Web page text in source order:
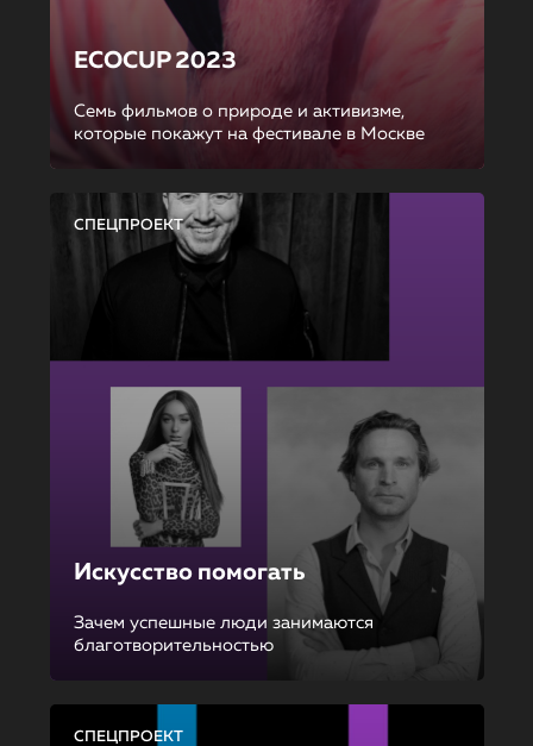
ECOCUP 2023
Семь фильмов о природе и активизме,
которые покажут на фестивале в Москве
СПЕЦПРОЕКТ
Искусство помогать
Зачем успешные люди занимаются
благотворительностью
СПЕЦПРОЕКТ